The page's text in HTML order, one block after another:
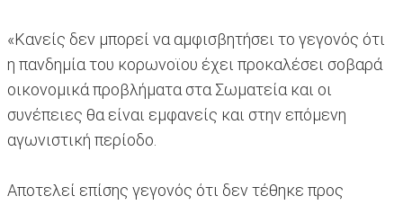
«Κανείς δεν μπορεί να αμφισβητήσει το γεγονός ότι
η πανδημία του κορωνοϊου έχει προκαλέσει σοβαρά
οικονομικά προβλήματα στα Σωματεία και οι
συνέπειες θα είναι εμφανείς και στην επόμενη
αγωνιστική περίοδο.
Αποτελεί επίσης γεγονός ότι δεν τέθηκε προς